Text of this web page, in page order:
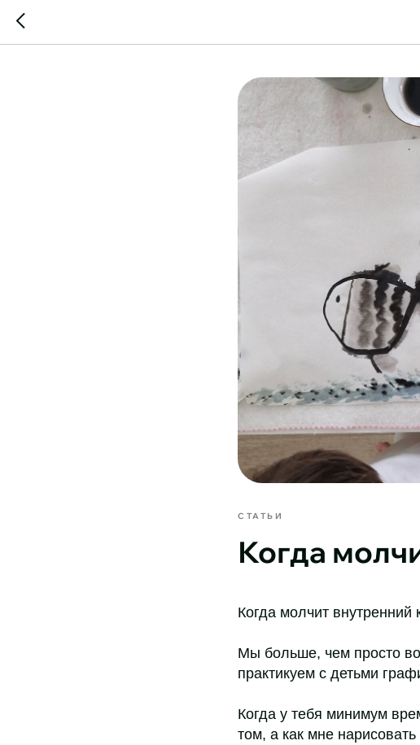
СТАТЬИ
Когда
Когда молчит внутренний
Мы больше, чем просто
практикуем с детьми
Когда у тебя минимум
том, а как мне